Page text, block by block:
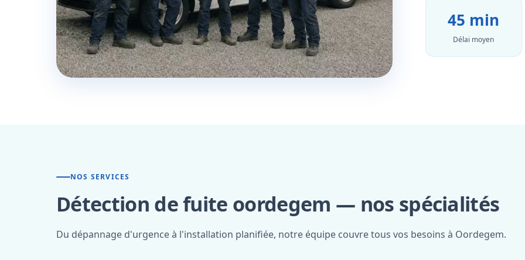
45 min
Délai moyen
NOS SERVICES
Détection de fuite oordegem — nos spécialités
Du dépannage d'urgence à l'installation planifiée, notre équipe couvre tous vos besoins à Oordegem.